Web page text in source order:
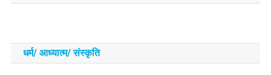
धर्म/ आध्‍यात्‍म/ संस्‍कृति